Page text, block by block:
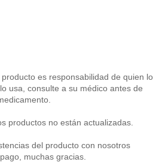
es responsabilidad de quien lo
usa, consulte a su médico antes de
productos no están actualizadas.
del producto con nosotros
muchas gracias.